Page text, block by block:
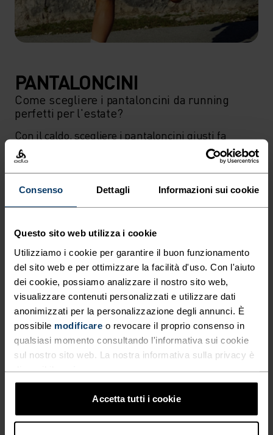
Consenso Dettagli Informazioni sui cookie
Questo sito web utilizza i cookie
Utilizziamo i cookie per garantire il buon funzionamento
del sito web e per ottimizzare la facilità d'uso. Con l'aiuto
dei cookie, possiamo analizzare il nostro sito web,
visualizzare contenuti personalizzati e utilizzare dati
anonimizzati per la personalizzazione degli annunci. È
possibile modificare o revocare il proprio consenso in
qualsiasi momento consultando l'informativa sui cookie
sul nostro sito web. La nostra informativa sulla privacy è
Accetta tutti i cookie
PANTALONCINI
Come scegliere i pantaloncini da running
perfetti per l'estate?
Con il caldo, scegliere i pantaloncini giusti fa
davvero la differenza. Tessuti leggeri e traspiranti
aiutano a gestire calore e umidità, per restare a tuo
agio anche negli sforzi più intensi.
Per le uscite più lunghe, i pantaloncini 2-in-1 con
slip integrato offrono supporto e riducono lo
materiali morbidi ed elastici, che minimizzano le
Il taglio corto ed essenziale garantisce la massima
ventilazione nelle giornate più calde. Il modello 2-
in-1 aggiunge supporto per le lunghe distanze. Le
lunghezze maggiori, invece, offrono più copertura
per il trail running e i terreni più vari.
DONNA UOMO
ACCESSORI